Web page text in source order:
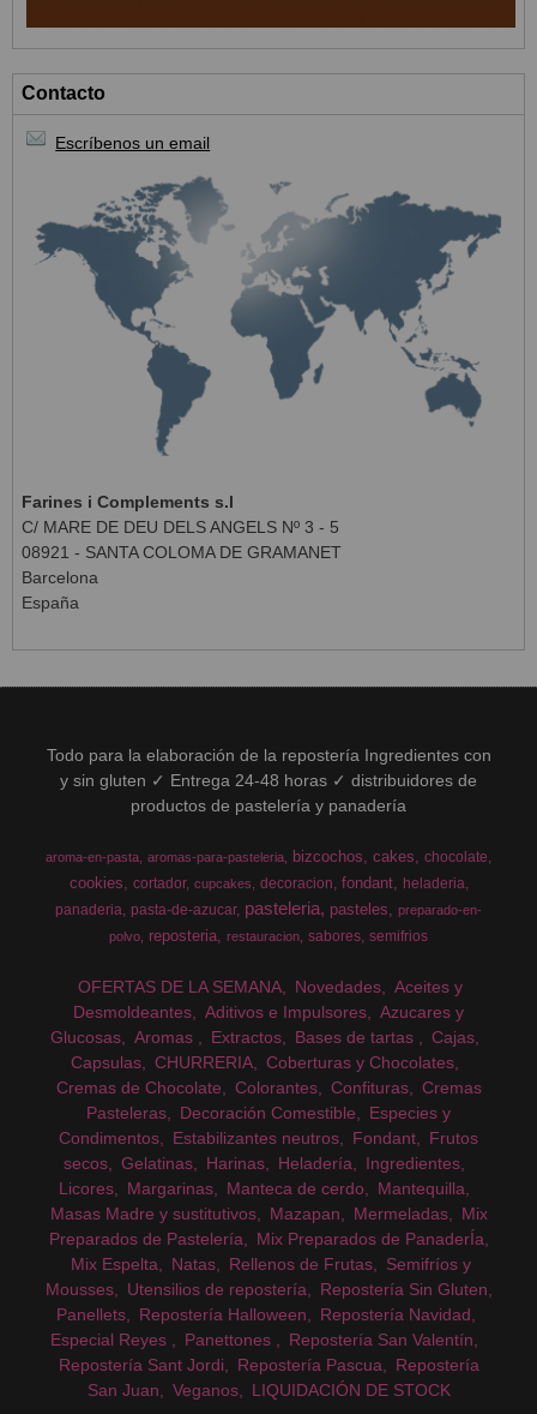
Contacto
Escríbenos un email
Farines i Complements s.l
C/ MARE DE DEU DELS ANGELS Nº 3 - 5
08921 - SANTA COLOMA DE GRAMANET
Barcelona
España
Todo para la elaboración de la repostería Ingredientes con
y sin gluten ✓ Entrega 24-48 horas ✓ distribuidores de
productos de pastelería y panadería
aroma-en-pasta aromas-para-pasteleria bizcochos cakes chocolate
cookies cortador cupcakes decoracion fondant
heladeria
panaderia pasta-de-azucar pasteleria pasteles
preparado-en-
polvo
reposteria restauracion sabores semifrios
OFERTAS DE LA SEMANA Novedades
Aceites y
Desmoldeantes
Aditivos e Impulsores
Azucares y
Glucosas
Aromas Extractos Bases de tartas
Cajas
Capsulas
CHURRERIA
Coberturas y Chocolates
Cremas de Chocolate
Colorantes Confituras
Cremas
Pasteleras
Decoración Comestible
Especies y
Condimentos
Estabilizantes neutros Fondant
Frutos
secos
Gelatinas Harinas Heladería
Ingredientes
Licores
Margarinas Manteca de cerdo
Mantequilla
Masas Madre y sustitutivos
Mazapan Mermeladas
Mix
Preparados de Pastelería
Mix Preparados de PanaderÍa
Mix Espelta
Natas Rellenos de Frutas
Semifríos y
Mousses
Utensilios de repostería
Repostería Sin Gluten
Panellets
Repostería Halloween
Repostería Navidad
Especial Reyes
Panettones
Repostería San Valentín
Repostería Sant Jordi
Repostería Pascua
Repostería
San Juan
Veganos LIQUIDACIÓN DE STOCK